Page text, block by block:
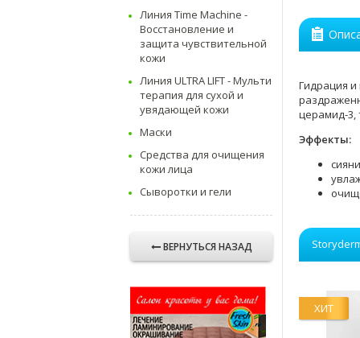
Линия Time Machine -
Восстановление и
защита чувствительной
кожи
Линия ULTRA LIFT - Мульти
терапия для сухой и
увядающей кожи
Маски
Средства для очищения
кожи лица
Сыворотки и гели
ВЕРНУТЬСЯ НАЗАД
Гидрация
церамид-3,
Эффекты:
ХИТ